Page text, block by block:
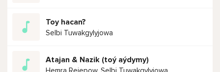
Toy hacan?
Selbi Tuwakgylyjowa
Atajan & Nazik (toý aýdymy)